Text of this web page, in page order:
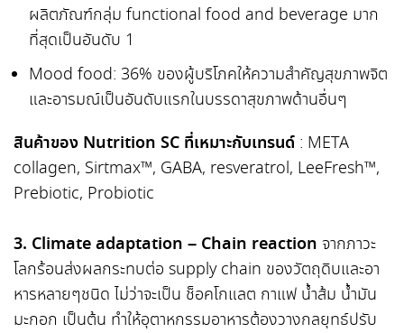
ผลิตภัณฑ์กลุ่ม functional food and beverage มาก
ที่สุดเป็นอันดับ 1
Mood food: 36% ของผู้บริโภคให้ความสำคัญสุขภาพจิต
และอารมณ์เป็นอันดับแรกในบรรดาสุขภาพด้านอื่นๆ
สินค้าของ Nutrition SC ที่เหมาะกับเทรนด์ : META
collagen, Sirtmax™, GABA, resveratrol, LeeFresh™,
Prebiotic, Probiotic
3. Climate adaptation – Chain reaction จากภาวะ
โลกร้อนส่งผลกระทบต่อ supply chain ของวัตถุดิบและอา
หารหลายๆชนิด ไม่ว่าจะเป็น ช็อคโกแลต กาแฟ น้ำส้ม น้ำมัน
มะกอก เป็นต้น ทำให้อุตาหกรรมอาหารต้องวางกลยุทธ์ปรับ